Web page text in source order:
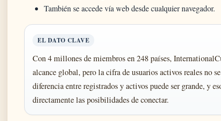
También se accede vía web desde cualquier navegador.
EL DATO CLAVE
Con 4 millones de miembros en 248 países,
alcance global, pero la cifra de usuarios activos reales no
diferencia entre registrados y activos puede ser grande, y
directamente las posibilidades de conectar.